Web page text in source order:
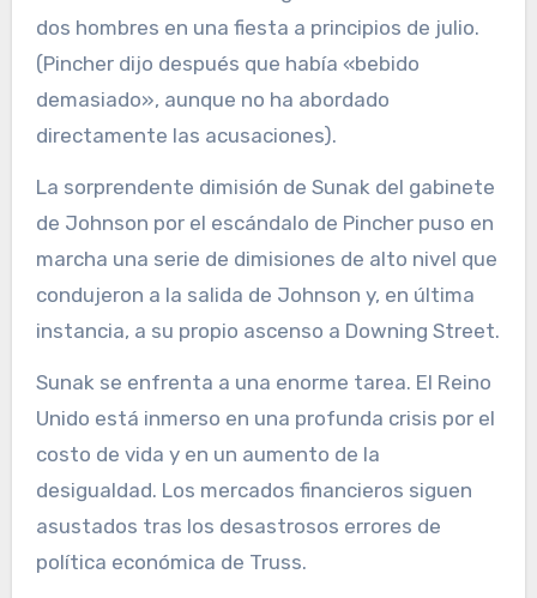
dos hombres en una fiesta a principios de julio.
(Pincher dijo después que había «bebido
demasiado», aunque no ha abordado
directamente las acusaciones).
La sorprendente dimisión de Sunak del gabinete
de Johnson por el escándalo de Pincher puso en
marcha una serie de dimisiones de alto nivel que
condujeron a la salida de Johnson y, en última
instancia, a su propio ascenso a Downing Street.
Sunak se enfrenta a una enorme tarea. El Reino
Unido está inmerso en una profunda crisis por el
costo de vida y en un aumento de la
desigualdad. Los mercados financieros siguen
asustados tras los desastrosos errores de
política económica de Truss.